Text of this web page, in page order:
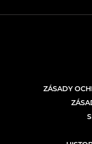
ZÁSADY